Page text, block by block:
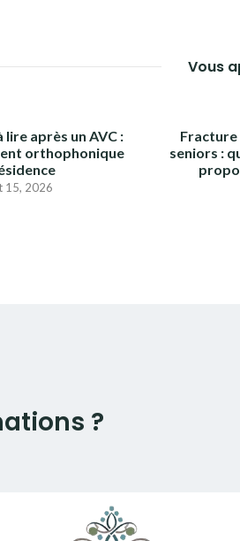
Vous
après un AVC :
orthophonique
15, 2026
Fracture
seniors :
?